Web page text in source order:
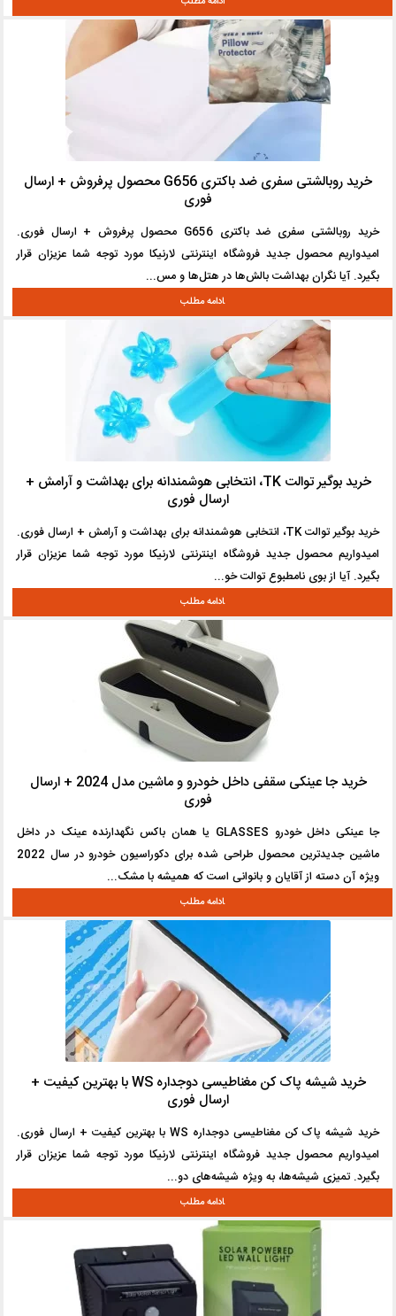
خرید روبالشتی سفری ضد باکتری G656 محصول پرفروش + ارسال
فوری
خرید روبالشتی سفری ضد باکتری G656 محصول پرفروش + ارسال فوری.
امیدواریم محصول جدید فروشگاه اینترنتی لارنیکا مورد توجه شما عزیزان قرار
بگیرد. آیا نگران بهداشت بالش‌ها در هتل‌ها و مس...
خرید بوگیر توالت TK، انتخابی هوشمندانه برای بهداشت و آرامش +
ارسال فوری
خرید بوگیر توالت TK، انتخابی هوشمندانه برای بهداشت و آرامش + ارسال فوری.
امیدواریم محصول جدید فروشگاه اینترنتی لارنیکا مورد توجه شما عزیزان قرار
بگیرد. آیا از بوی نامطبوع توالت خو...
خرید جا عینکی سقفی داخل خودرو و ماشین مدل 2024 + ارسال
فوری
جا عینکی داخل خودرو GLASSES یا همان باکس نگهدارنده عینک در داخل
ماشین جدیدترین محصول طراحی شده برای دکوراسیون خودرو در سال 2022
ویژه آن دسته از آقایان و بانوانی است که همیشه با مشک...
خرید شیشه پاک کن مغناطیسی دوجداره WS با بهترین کیفیت +
ارسال فوری
خرید شیشه پاک کن مغناطیسی دوجداره WS با بهترین کیفیت + ارسال فوری.
امیدواریم محصول جدید فروشگاه اینترنتی لارنیکا مورد توجه شما عزیزان قرار
بگیرد. تمیزی شیشه‌ها، به ویژه شیشه‌های دو...